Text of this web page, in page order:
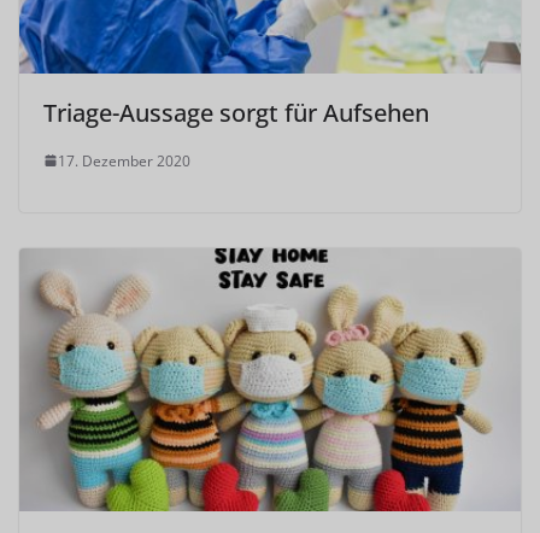
Triage-Aussage sorgt für Aufsehen
17. Dezember 2020